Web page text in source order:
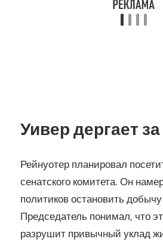
Уивер дергает
Рейнуотер планировал
сенатского комитета. Он
политиков остановить
Председатель понимал, что
разрушит привычный уклад